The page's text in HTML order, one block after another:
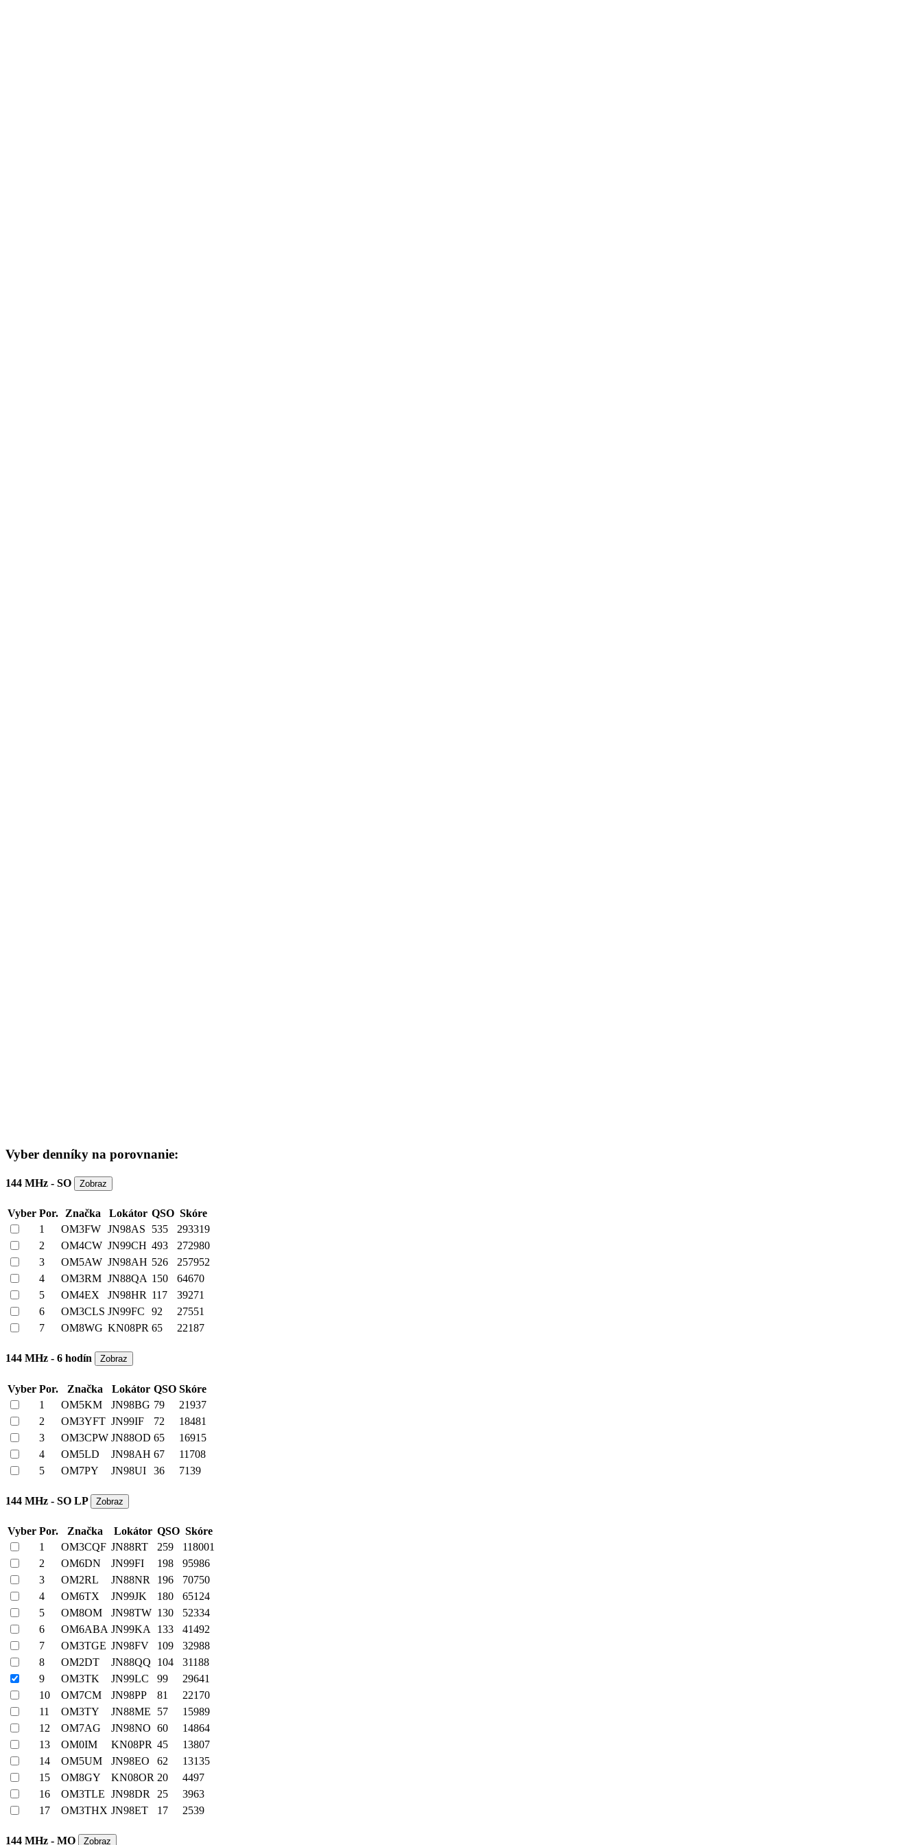
Vyber denníky na porovnanie:
144 MHz - SO
Vyber Por. Značka Lokátor QSO Skóre
1
OM3FW JN98AS 535
293319
2
OM4CW JN99CH 493
272980
3
OM5AW JN98AH 526
257952
4
OM3RM JN88QA 150
64670
5
OM4EX JN98HR 117
39271
6
OM3CLS JN99FC 92
27551
7
OM8WG KN08PR 65 22187
144 MHz - 6 hodín
Vyber Por. Značka Lokátor QSO Skóre
1
OM5KM JN98BG 79
21937
2
OM3YFT JN99IF 72
18481
3
OM3CPW JN88OD 65
16915
4
OM5LD JN98AH 67
11708
5
OM7PY JN98UI 36 7139
144 MHz - SO LP
Vyber Por. Značka Lokátor QSO Skóre
1
OM3CQF JN88RT 259
118001
2
OM6DN JN99FI 198
95986
3
OM2RL JN88NR 196
70750
4
OM6TX JN99JK 180
65124
5
OM8OM JN98TW 130
52334
6
OM6ABA JN99KA 133
41492
7
OM3TGE JN98FV 109
32988
8
OM2DT JN88QQ 104
31188
9
OM3TK JN99LC 99
29641
10
OM7CM JN98PP 81
22170
11
OM3TY JN88ME 57
15989
12
OM7AG JN98NO 60
14864
13
OM0IM KN08PR 45
13807
14
OM5UM JN98EO 62
13135
15
OM8GY KN08OR 20
4497
16
OM3TLE JN98DR 25
3963
17
OM3THX JN98ET 17 2539
144 MHz - MO